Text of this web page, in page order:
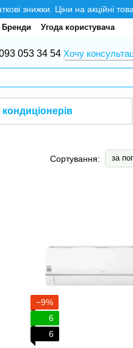
знижки. Ціни на акційні
Бренди Угода користувача
053 34 54 Хочу
Сортування: за
−9%
6
6